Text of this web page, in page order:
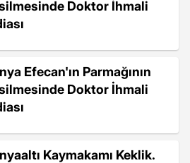
Doktor İhmali
Efecan'ın Parmağının
Doktor İhmali
Kaymakamı Keklik.